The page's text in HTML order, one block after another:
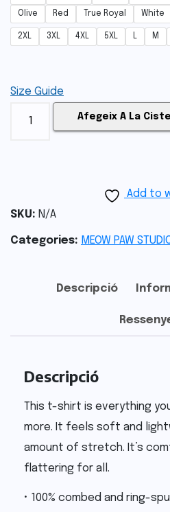
Olive Red True Royal White
2XL 3XL 4XL 5XL L M
Size Guide
Afegeix A La
Add to
SKU: N/A
Categories: MEOW PAW
Descripció
Descripció
This t-shirt is everything
more. It feels soft and
amount of stretch. It’s
flattering for all.
• 100% combed and ring-